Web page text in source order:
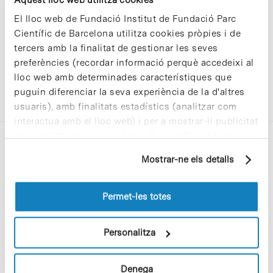
El lloc web de Fundació Institut de Fundació Parc
Científic de Barcelona utilitza cookies pròpies i de
tercers amb la finalitat de gestionar les seves
preferències (recordar informació perquè accedeixi al
lloc web amb determinades característiques que
puguin diferenciar la seva experiència de la d'altres
usuaris), amb finalitats estadístics (analitzar com
interactua amb el lloc web) i per a mostrar-li publicitat
personalitzada sobre la base d'un perfil elaborat a
pàgines visitades). Per a obtenir més informació sobre
les cookies pot consultar laPolítica de cookiesdel
Mostrar-ne els detalls
Permet-les totes
Personalitza
Denega
C/Baldiri Reixac, 4-12 i 15